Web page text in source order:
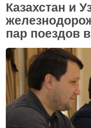
Казахстан и
пар поездов